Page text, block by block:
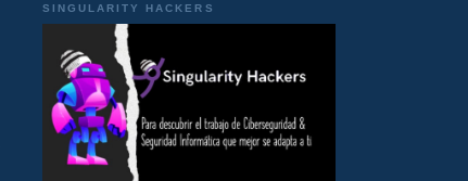
SINGULARITY HACKERS